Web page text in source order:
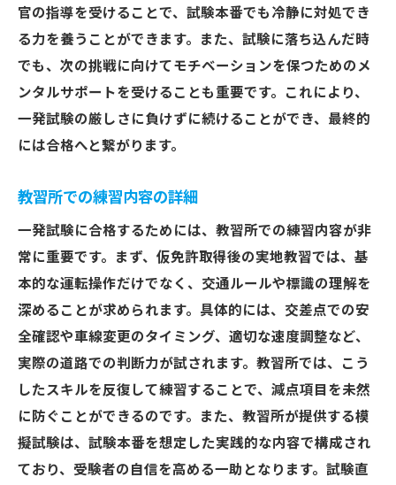
官の指導を受けることで、試験本番でも冷静に対処でき
る力を養うことができます。また、試験に落ち込んだ時
でも、次の挑戦に向けてモチベーションを保つためのメ
ンタルサポートを受けることも重要です。これにより、
一発試験の厳しさに負けずに続けることができ、最終的
には合格へと繋がります。
教習所での練習内容の詳細
一発試験に合格するためには、教習所での練習内容が非
常に重要です。まず、仮免許取得後の実地教習では、基
本的な運転操作だけでなく、交通ルールや標識の理解を
深めることが求められます。具体的には、交差点での安
全確認や車線変更のタイミング、適切な速度調整など、
実際の道路での判断力が試されます。教習所では、こう
したスキルを反復して練習することで、減点項目を未然
に防ぐことができるのです。また、教習所が提供する模
擬試験は、試験本番を想定した実践的な内容で構成され
ており、受験者の自信を高める一助となります。試験直